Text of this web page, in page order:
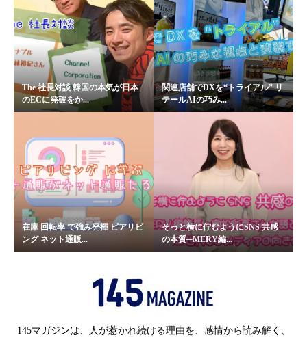
The 社長対談 韓国の本気が日本
のECに発破をか...
関連店舗でDXを“トライアル” リ
テールAIの巧み...
在庫 回転率 で強み発揮 ピアリビ
ング ネット通販...
そっと横に佇むようにSNS 共感
の本質─MERY編...
145マガジンは、人が惹かれ続ける理由を、感情から読み解く、